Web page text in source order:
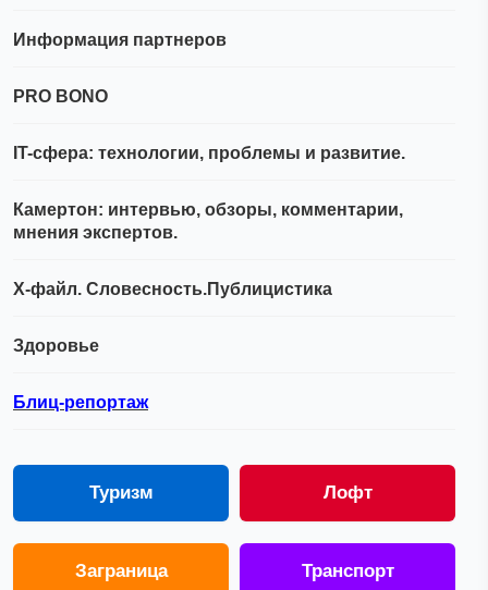
Информация партнеров
PRO BONO
IT-сфера: технологии, проблемы и развитие.
Камертон: интервью, обзоры, комментарии,
мнения экспертов.
Х-файл. Словесность.Публицистика
Здоровье
Блиц-репортаж
Туризм Лофт
Заграница Транспорт